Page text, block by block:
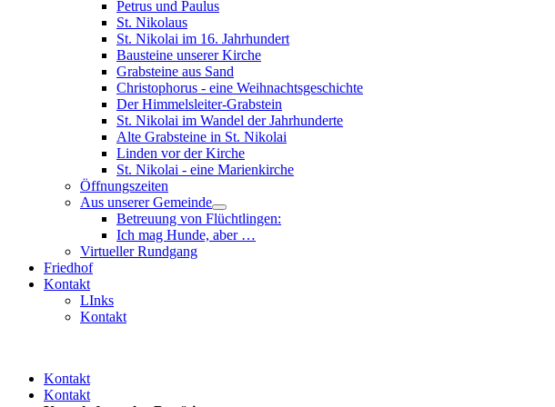
Petrus und Paulus
St. Nikolaus
St. Nikolai im 16. Jahrhundert
Bausteine unserer Kirche
Grabsteine aus Sand
Christophorus - eine Weihnachtsgeschichte
Der Himmelsleiter-Grabstein
St. Nikolai im Wandel der Jahrhunderte
Alte Grabsteine in St. Nikolai
Linden vor der Kirche
St. Nikolai - eine Marienkirche
Öffnungszeiten
Aus unserer Gemeinde
Betreuung von Flüchtlingen:
Ich mag Hunde, aber …
Virtueller Rundgang
Friedhof
Kontakt
LInks
Kontakt
Kontakt
Kontakt